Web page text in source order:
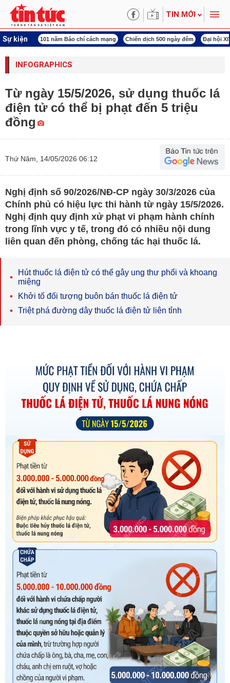
TIN MỚI
Sự kiện
tên Bác 101 năm Báo chí cách mạng Chiến dịch 500 ngày đêm Đại hội
INFOGRAPHICS
Từ ngày 15/5/2026, sử dụng thuốc lá
điện tử có thể bị phạt đến 5 triệu
đồng
Thứ Năm, 14/05/2026 06:12
Nghị định số 90/2026/NĐ-CP ngày 30/3/2026 của
Chính phủ có hiệu lực thi hành từ ngày 15/5/2026.
Nghị định quy định xử phạt vi phạm hành chính
trong lĩnh vực y tế, trong đó có nhiều nội dung
liên quan đến phòng, chống tác hại thuốc lá.
Hút thuốc lá điện tử có thể gây ung thư phổi và khoang
miệng
Khởi tố đối tượng buôn bán thuốc lá điện tử
Triệt phá đường dây thuốc lá điện tử liên tỉnh